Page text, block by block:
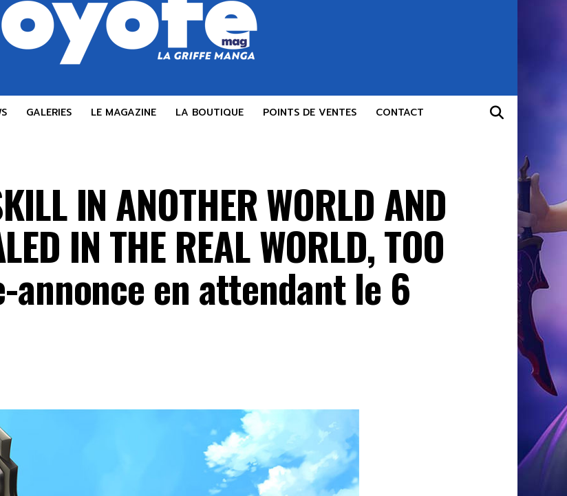
GALERIES LE MAGAZINE LA BOUTIQUE POINTS DE VENTES CONTACT
IN ANOTHER WORLD AND
IN THE REAL WORLD, TOO
annonce en attendant le 6